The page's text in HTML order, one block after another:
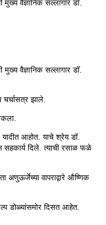
वैज्ञानिक सल्लागार डॉ.
वैज्ञानिक सल्लागार डॉ.
चर्चासत्र झाले.
यादीत आहोत. याचे श्रेय डॉ.
सहकार्य दिले. त्याची रसाळ फळे
वापराद्वारे औष्णिक
डोळ्यांसमोर दिसत आहेत.